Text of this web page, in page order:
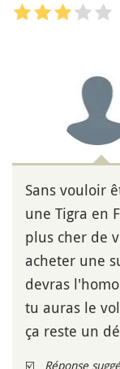
Sans vouloir
une Tigra en
plus cher de
acheter une
devras
tu auras le
ça reste un
☑️ Réponse